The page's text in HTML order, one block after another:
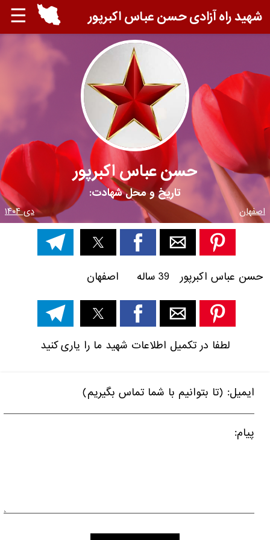
☰ شهید راه آزادی حسن عباس اکبرپور
حسن عباس اکبرپور
تاریخ و محل شهادت:
اصفهان دی ۱۴۰۴
حسن عباس اکبرپور 39 ساله اصفهان
لطفا در تکمیل اطلاعات شهید ما را یاری کنید
ایمیل: (تا بتوانیم با شما تماس بگیریم)
پیام: